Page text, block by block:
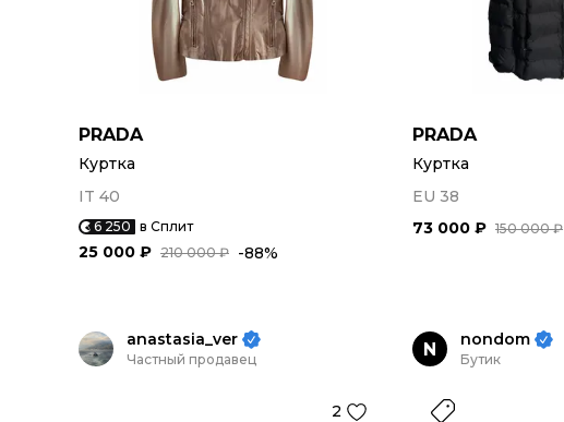
PRADA
Куртка
IT 40
6 250 в Сплит
210 000 ₽
25 000 ₽ -88%
PRADA
Куртка
EU 38
150 000 ₽
73 000 ₽
anastasia_ver
Частный продавец
2
N nondom
Бутик